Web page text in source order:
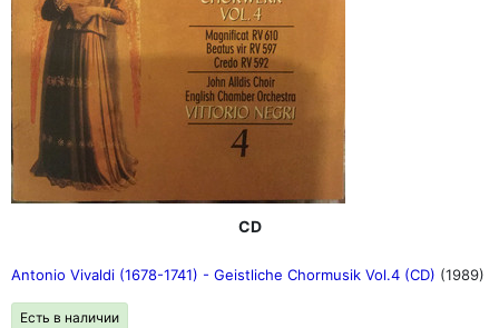
CD
Antonio Vivaldi (1678-1741) - Geistliche Chormusik Vol.4 (CD) (1989)
Есть в наличии